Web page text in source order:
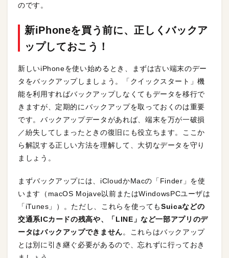
のです。
新iPhoneを買う前に、正しくバックア
ップしておこう！
新しいiPhoneを使い始めるとき、まずは古い端末のデー
タをバックアップしましょう。「クイックスタート」機
能を利用すればバックアップしなくてもデータを移行で
きますが、定期的にバックアップを取っておくのは重要
です。バックアップデータがあれば、端末を万が一破損
／紛失してしまったときの復旧にも役立ちます。ここか
ら解説する正しい方法を理解して、大切なデータを守り
ましょう。
まずバックアップには、iCloudかMacの「Finder」を使
います（macOS Mojave以前またはWindowsPCユーザは
「iTunes」）。ただし、これらを使ってもSuicaなどの
交通系ICカードの残高や、「LINE」など一部アプリのデ
ータはバックアップできません。これらはバックアップ
とは別に引き継ぐ必要があるので、忘れずに行っておき